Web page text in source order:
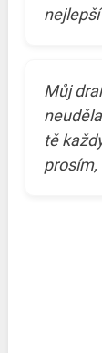
Můj
tě
prosím,